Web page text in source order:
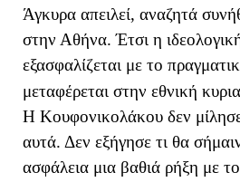
Άγκυρα απειλεί, αναζητά
στην Αθήνα. Έτσι η
εξασφαλίζεται με το
μεταφέρεται στην εθνική
Η Κουφονικολάκου δεν
αυτά. Δεν εξήγησε τι θα
ασφάλεια μια βαθιά ρήξη με